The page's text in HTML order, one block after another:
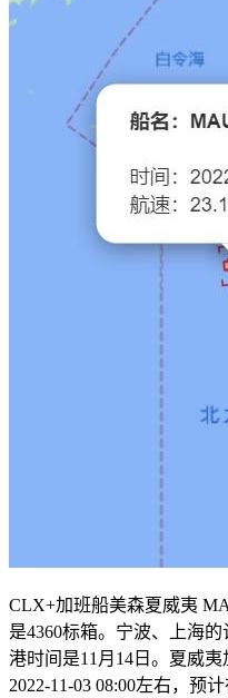
CLX+加班船美森夏威夷
是4360标箱。宁波、上海
港时间是11月14日。夏威
2022-11-03 08:00左右，预